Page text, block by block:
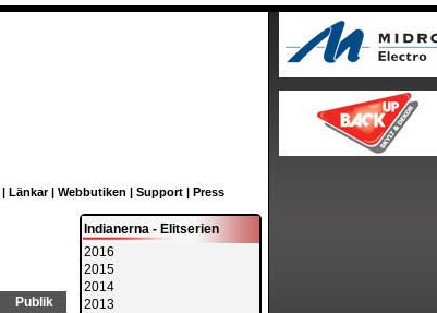
| Länkar| Webbutiken | Support | Press
Publik
Indianerna - Elitserien
2016
2015
2014
2013